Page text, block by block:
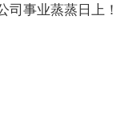
司事业蒸蒸日上！